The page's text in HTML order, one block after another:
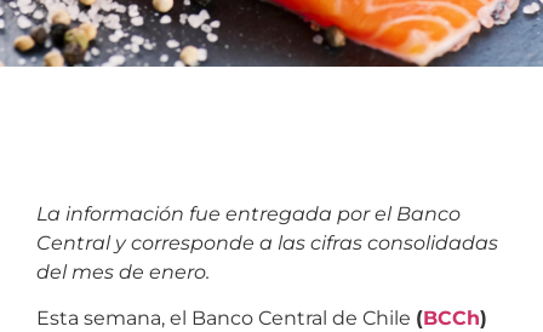
La información fue entregada por el Banco
Central y corresponde a las cifras consolidadas
del mes de enero.
Esta semana, el Banco Central de Chile (BCCh)